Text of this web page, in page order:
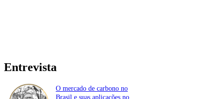
Entrevista
O mercado de carbono no
Brasil e suas aplicações no